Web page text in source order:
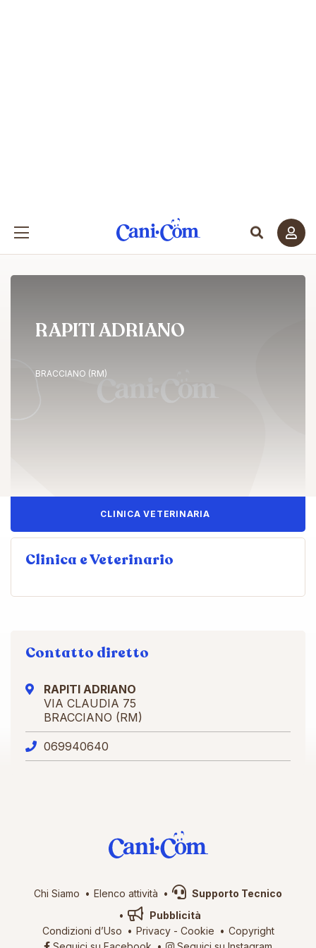
RAPITI ADRIANO
BRACCIANO (RM)
CLINICA VETERINARIA
Clinica e Veterinario
Contatto diretto
RAPITI ADRIANO
VIA CLAUDIA 75
BRACCIANO (RM)
069940640
Chi Siamo Elenco attività
Supporto Tecnico
Pubblicità
Condizioni d’Uso
Privacy- Cookie
Copyright